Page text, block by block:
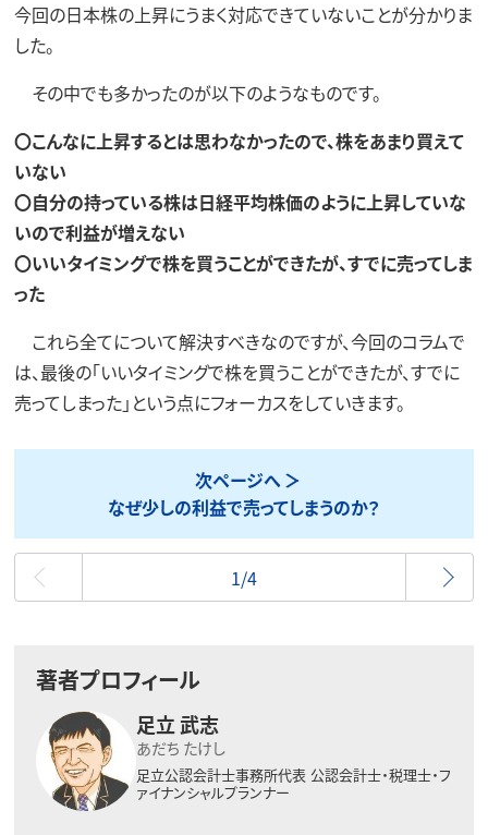
今回の日本株の上昇にうまく対応できていないことが分かりま
した。
その中でも多かったのが以下のようなものです。
〇こんなに上昇するとは思わなかったので、株をあまり買えて
いない
〇自分の持っている株は日経平均株価のように上昇していな
いので利益が増えない
〇いいタイミングで株を買うことができたが、すでに売ってしま
った
これら全てについて解決すべきなのですが、今回のコラムで
は、最後の「いいタイミングで株を買うことができたが、すでに
売ってしまった」という点にフォーカスをしていきます。
次ページへ
なぜ少しの利益で売ってしまうのか？
最初
1/4
著者プロフィール
足立 武志
あだち たけし
足立公認会計士事務所代表 公認会計士・税理士・フ
ァイナンシャルプランナー